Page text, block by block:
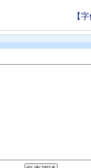
【